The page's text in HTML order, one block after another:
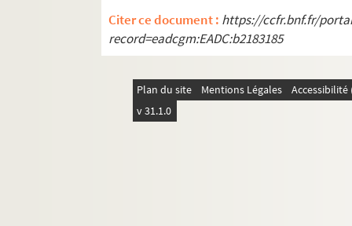
Citer ce document : https://ccfr.bnf.fr/
record=eadcgm:EADC:b2183185
Plan du site Mentions Légales
v 31.1.0